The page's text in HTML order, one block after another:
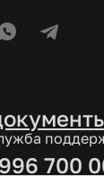
700